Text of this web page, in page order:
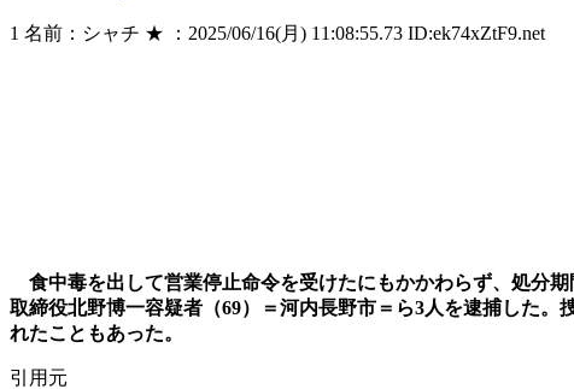
1 名前：シャチ ★ ：2025/06/16(月) 11:08:55.73 ID:ek74xZtF9.net
食中毒を出して営業停止命令を受けたにもかかわらず、処分
取締役北野博一容疑者（69）＝河内長野市＝ら3人を逮捕した
れたこともあった。
引用元